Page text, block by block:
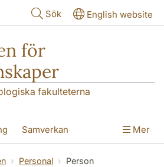
Sök English website
för
fakulteterna
Samverkan Mer
Personal
Person